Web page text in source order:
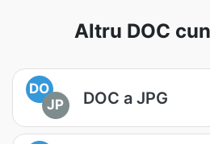
Altru DOC
DO
JP
DOC a JPG